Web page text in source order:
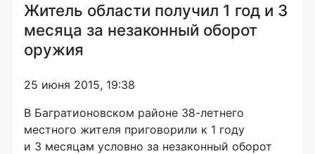
Житель области получил 1 год и 3
месяца за незаконный оборот
оружия
25 июня 2015, 19:38
В Багратионовском районе 38-летнего
местного жителя приговорили к 1 году
и 3 месяцам условно за незаконный оборот